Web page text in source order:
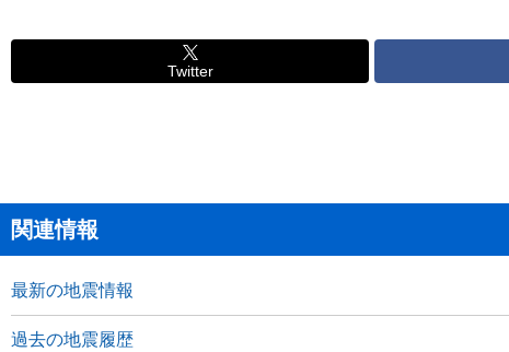
Twitter
関連情報
最新の地震情報
過去の地震履歴